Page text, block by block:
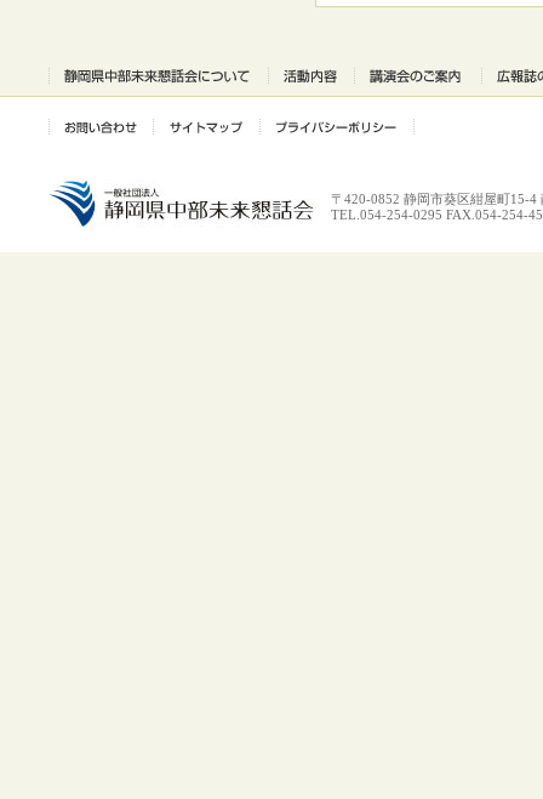
〒420-0852 静岡市葵区紺屋町15-4
TEL.054-254-0295 FAX.054-254-